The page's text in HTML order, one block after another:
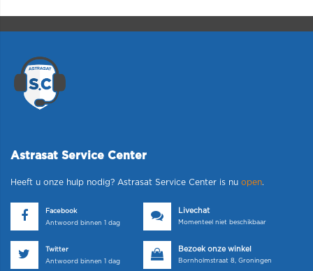
Astrasat Service Center
Heeft u onze hulp nodig? Astrasat Service Center is nu open.
Facebook
Antwoord binnen 1 dag
Livechat
Momenteel niet beschikbaar
Twitter
Antwoord binnen 1 dag
Bezoek onze winkel
Bornholmstraat 8, Groningen